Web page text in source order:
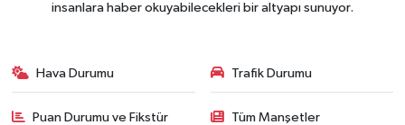
insanlara haber okuyabilecekleri bir altyapı sunuyor.
Hava Durumu Trafik Durumu
Puan Durumu ve Fikstür Tüm Manşetler